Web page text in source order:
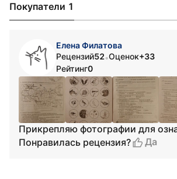
Покупатели 1
Елена Филатова
Рецензий52•Оценок+33
Рейтинг0
Прикрепляю фотографии для
Понравилась рецензия?
Да